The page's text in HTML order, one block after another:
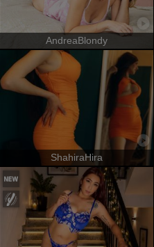
AndreaBlondy
ShahiraHira